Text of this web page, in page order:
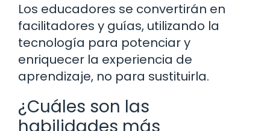
Los educadores se convertirán en
facilitadores y guías, utilizando la
tecnología para potenciar y
enriquecer la experiencia de
aprendizaje, no para sustituirla.
¿Cuáles son las